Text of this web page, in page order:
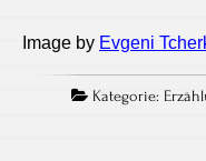
Image by Evgeni
Kategorie: